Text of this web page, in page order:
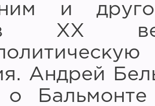
и
ХХ
Андрей
о